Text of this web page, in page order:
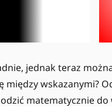
jednak teraz
między wskazanymi?
matematycznie